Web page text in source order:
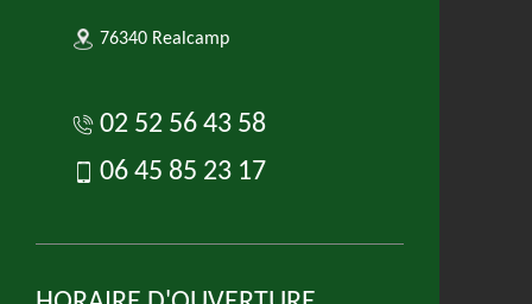
76340 Realcamp
02 52 56 43 58
06 45 85 23 17